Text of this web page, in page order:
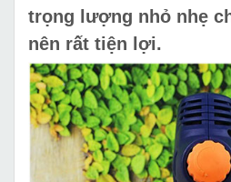
trọng lượng nhỏ nhẹ
nên rất tiện lợi.